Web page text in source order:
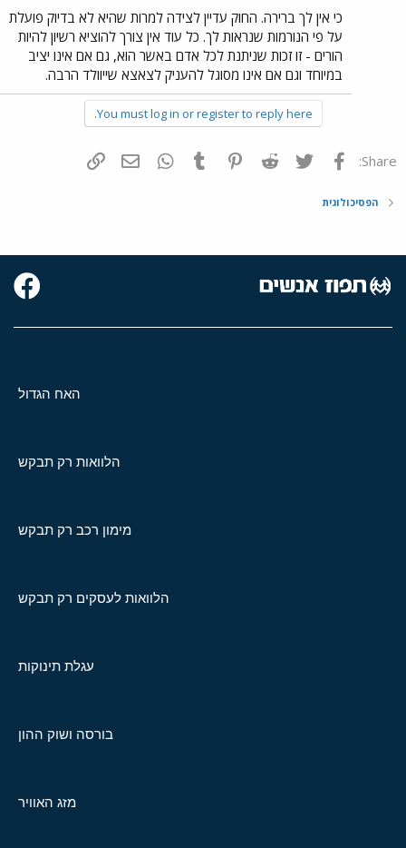
כי אין לך ברירה. החוק עדיין לצידה למרות שהיא לא בדיוק פועלת
על פי הנורמות שנראות לך. כל עוד אין צורך להוציא רשיון להיות
הורים - זו זכות שניתנת לכל אדם באשר הוא, גם אם אינו יציב
במיוחד וגם אם אינו מסוגל להעניק לצאצא שייוולד הרבה.
You must log in or register to reply here.
Share: פייסבוק Twitter
Reddit
Pinterest
Tumblr
WhatsAppדואר אלקטרוני
הפסיכולוגית
האח הגדול
הלוואות רק תבקש
מימון רכב רק תבקש
הלוואות לעסקים רק תבקש
עגלת תינוקות
בורסה ושוק ההון
מזג האוויר